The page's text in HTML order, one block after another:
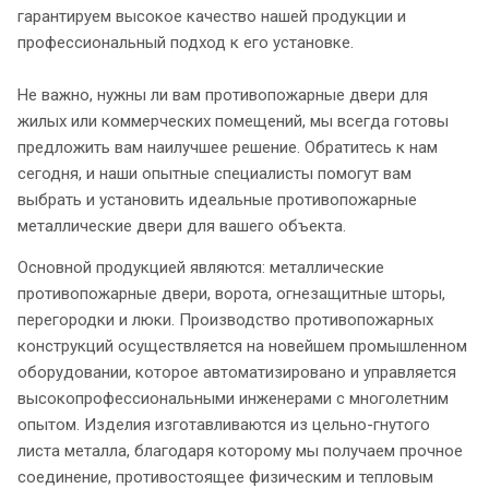
гарантируем высокое качество нашей продукции и
профессиональный подход к его установке.
Не важно, нужны ли вам противопожарные двери для
жилых или коммерческих помещений, мы всегда готовы
предложить вам наилучшее решение. Обратитесь к нам
сегодня, и наши опытные специалисты помогут вам
выбрать и установить идеальные противопожарные
металлические двери для вашего объекта.
Основной продукцией являются: металлические
противопожарные двери, ворота, огнезащитные шторы,
перегородки и люки. Производство противопожарных
конструкций осуществляется на новейшем промышленном
оборудовании, которое автоматизировано и управляется
высокопрофессиональными инженерами с многолетним
опытом. Изделия изготавливаются из цельно-гнутого
листа металла, благодаря которому мы получаем прочное
соединение, противостоящее физическим и тепловым